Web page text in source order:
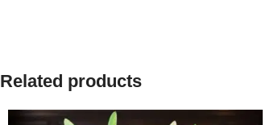
Related products